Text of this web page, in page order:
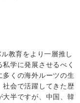
教育をより一層推し
学に発展させるべく
くの海外ルーツの生
社会で活躍してきた歴
大半ですが、中国、韓